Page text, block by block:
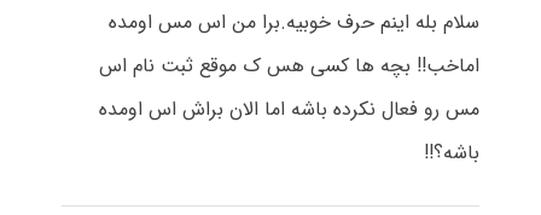
سلام بله اینم حرف خوبیه.برا من اس مس اومده
اماخب!! بچه ها کسی هس ک موقع ثبت نام اس
مس رو فعال نکرده باشه اما الان براش اس اومده
باشه؟!!